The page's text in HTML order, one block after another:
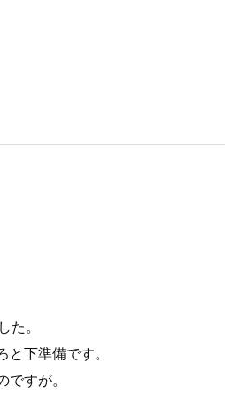
。
下準備です。
すが。